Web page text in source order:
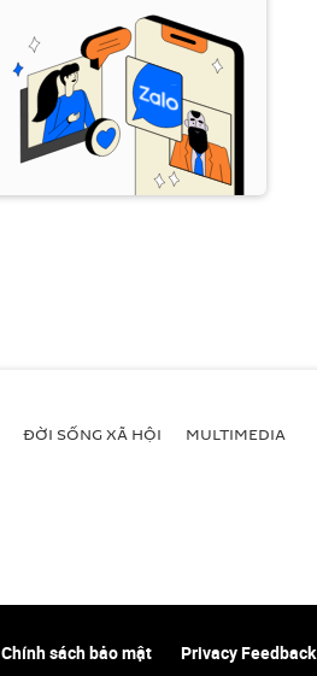
ĐỜI SỐNG XÃ HỘI MULTIMEDIA
Chính sách bảo mật Privacy Feedback